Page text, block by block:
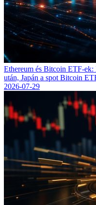
Ethereum és Bitcoin ETF-ek:
után, Japán a spot Bitcoin
2026-07-29